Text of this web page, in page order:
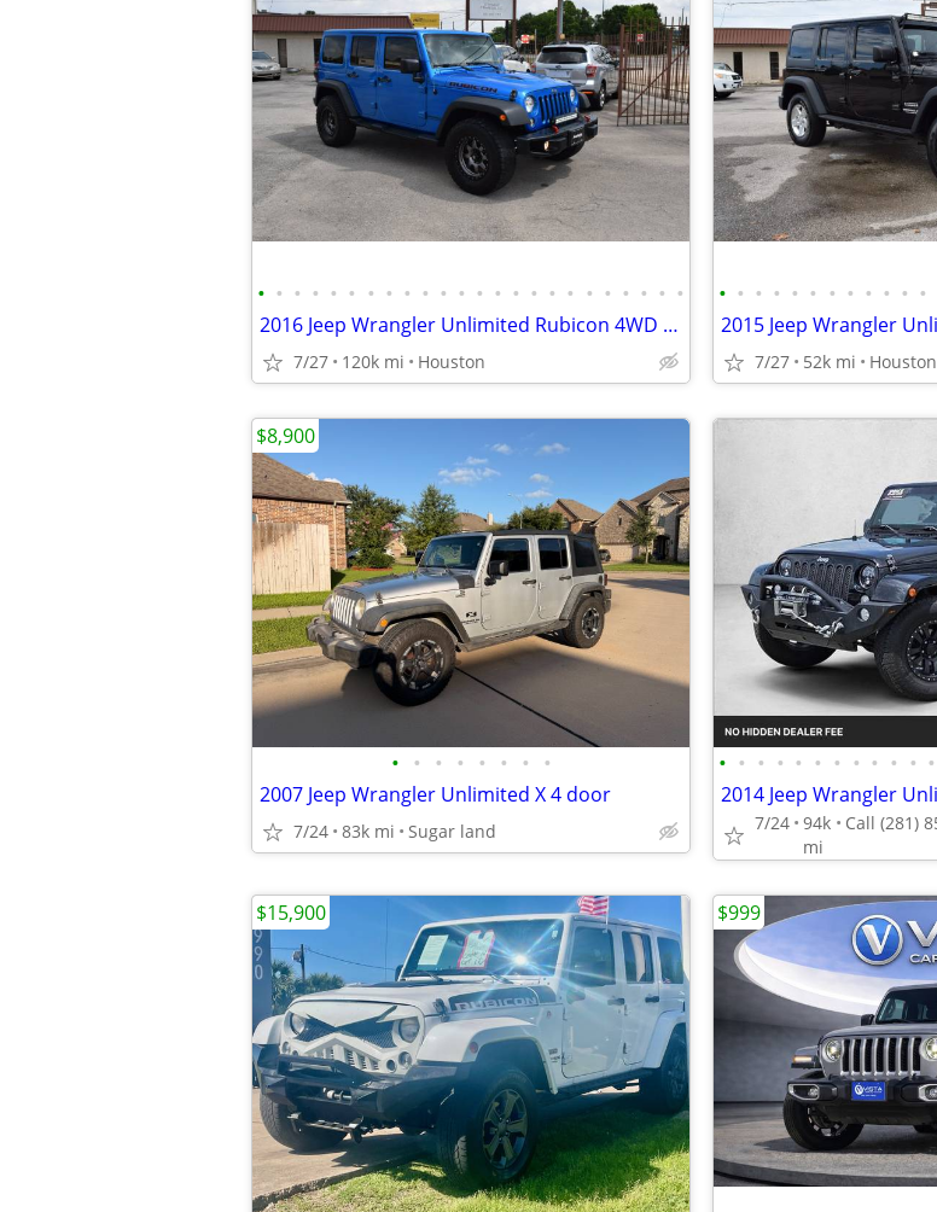
• • • • • • • • • • • • • • • • • • • • • • • •
2016 Jeep Wrangler Unlimited Rubicon 4WD No accident Lifted
7/27 120k mi Houston
• • • • • • • • • • • •
7/27 52k mi Houston
• • • • • • • •
2007 Jeep Wrangler Unlimited X 4 door
7/24 83k mi Sugar land
$8,900
• • • • • • • • • • • •
7/24 94k
mi
$15,900 $999